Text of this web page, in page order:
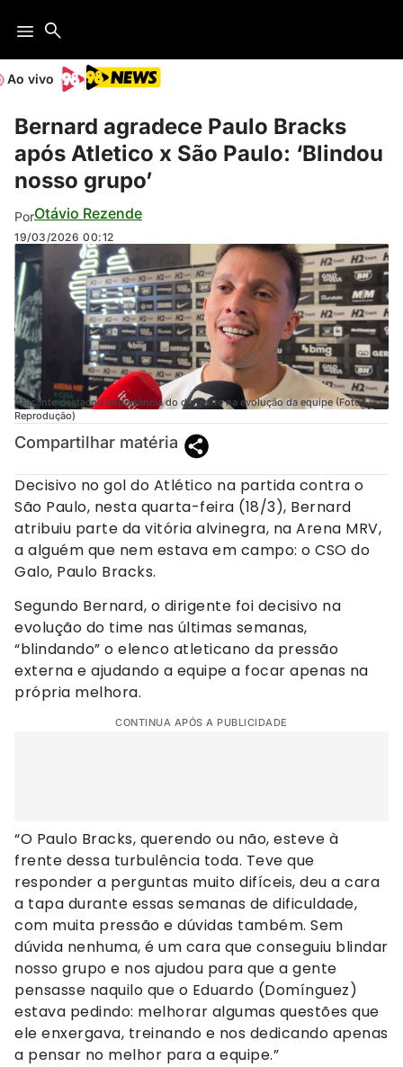
Ao vivo
Bernard agradece Paulo Bracks
após Atletico x São Paulo: ‘Blindou
nosso grupo’
PorOtávio Rezende
19/03/2026 00:12
Atacante destacou importância do dirigente na evolução da equipe (Foto:
Reprodução)
Compartilhar matéria
Decisivo no gol do Atlético na partida contra o
São Paulo, nesta quarta-feira (18/3), Bernard
atribuiu parte da vitória alvinegra, na Arena MRV,
a alguém que nem estava em campo: o CSO do
Galo, Paulo Bracks.
Segundo Bernard, o dirigente foi decisivo na
evolução do time nas últimas semanas,
“blindando” o elenco atleticano da pressão
externa e ajudando a equipe a focar apenas na
própria melhora.
CONTINUA APÓS A PUBLICIDADE
“O Paulo Bracks, querendo ou não, esteve à
frente dessa turbulência toda. Teve que
responder a perguntas muito difíceis, deu a cara
a tapa durante essas semanas de dificuldade,
com muita pressão e dúvidas também. Sem
dúvida nenhuma, é um cara que conseguiu blindar
nosso grupo e nos ajudou para que a gente
pensasse naquilo que o Eduardo (Domínguez)
estava pedindo: melhorar algumas questões que
ele enxergava, treinando e nos dedicando apenas
a pensar no melhor para a equipe.”